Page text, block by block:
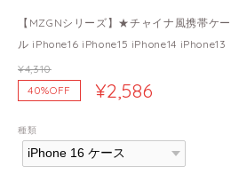
【MZGNシリーズ】★チャイナ風携帯ケ
ル iPhone16 iPhone15 iPhone14 iPhone13
¥4,310
40%OFF
¥2,586
種類